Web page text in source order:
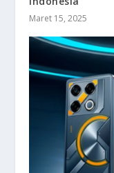
Maret 15, 2025